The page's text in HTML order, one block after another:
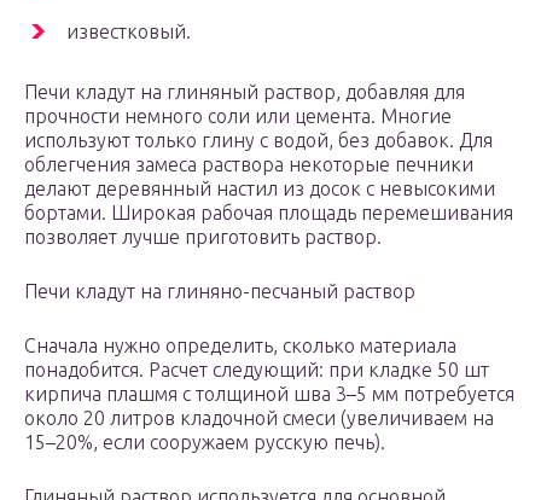
известковый.
Печи кладут на глиняный раствор, добавляя для
прочности немного соли или цемента. Многие
используют только глину с водой, без добавок. Для
облегчения замеса раствора некоторые печники
делают деревянный настил из досок с невысокими
бортами. Широкая рабочая площадь перемешивания
позволяет лучше приготовить раствор.
Печи кладут на глиняно-песчаный раствор
Сначала нужно определить, сколько материала
понадобится. Расчет следующий: при кладке 50 шт
кирпича плашмя с толщиной шва 3–5 мм потребуется
около 20 литров кладочной смеси (увеличиваем на
15–20%, если сооружаем русскую печь).